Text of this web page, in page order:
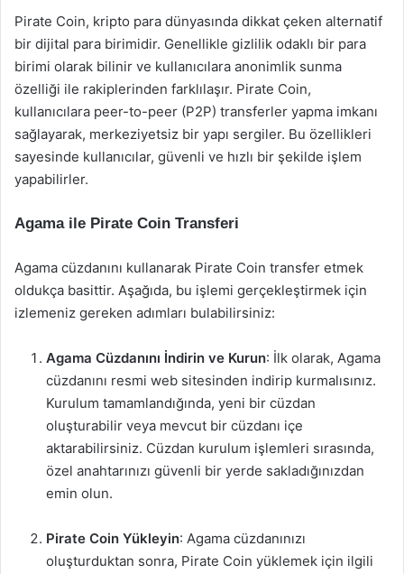
Pirate Coin, kripto para dünyasında dikkat çeken alternatif
bir dijital para birimidir. Genellikle gizlilik odaklı bir para
birimi olarak bilinir ve kullanıcılara anonimlik sunma
özelliği ile rakiplerinden farklılaşır. Pirate Coin,
kullanıcılara peer-to-peer (P2P) transferler yapma imkanı
sağlayarak, merkeziyetsiz bir yapı sergiler. Bu özellikleri
sayesinde kullanıcılar, güvenli ve hızlı bir şekilde işlem
yapabilirler.
Agama ile Pirate Coin Transferi
Agama cüzdanını kullanarak Pirate Coin transfer etmek
oldukça basittir. Aşağıda, bu işlemi gerçekleştirmek için
izlemeniz gereken adımları bulabilirsiniz:
Agama Cüzdanını İndirin ve Kurun: İlk olarak, Agama
cüzdanını resmi web sitesinden indirip kurmalısınız.
Kurulum tamamlandığında, yeni bir cüzdan
oluşturabilir veya mevcut bir cüzdanı içe
aktarabilirsiniz. Cüzdan kurulum işlemleri sırasında,
özel anahtarınızı güvenli bir yerde sakladığınızdan
emin olun.
Pirate Coin Yükleyin: Agama cüzdanınızı
oluşturduktan sonra, Pirate Coin yüklemek için ilgili